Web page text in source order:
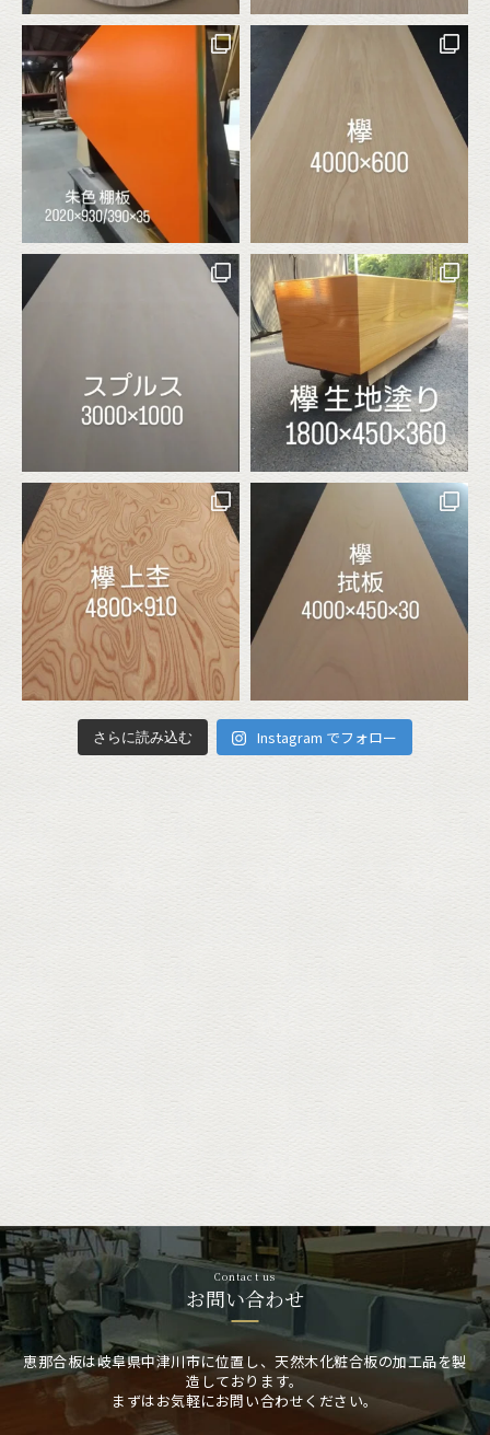
さらに読み込む Instagram でフォロー
Contact us
お問い合わせ
恵那合板は岐阜県中津川市に位置し、天然木化粧合板の加工品を製
造しております。
まずはお気軽にお問い合わせください。